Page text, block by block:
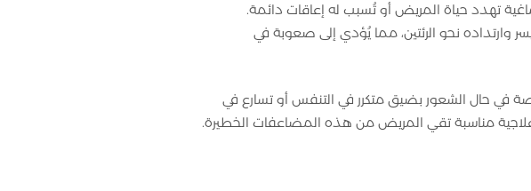
تهدد حياة المريض أو تُسبب له إعاقات دائمة.
وارتداده نحو الرئتين، مما يُؤدي إلى صعوبة في
في حال الشعور بضيق متكرر في التنفس أو تسارع في
علاجية مناسبة تقي المريض من هذه المضاعفات الخطيرة.